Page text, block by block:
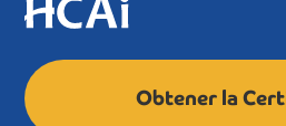
Obtener la